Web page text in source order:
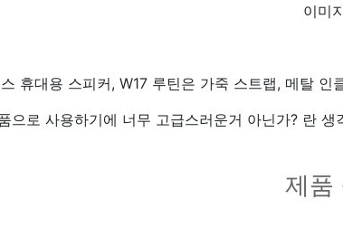
이미
휴대용 스피커, W17 루틴은 가죽 스트랩, 메탈
으로 사용하기에 너무 고급스러운거 아닌가? 란
제품